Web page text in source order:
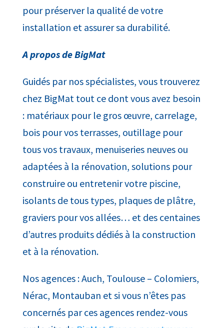
pour préserver la qualité de votre
installation et assurer sa durabilité.
A propos de BigMat
Guidés par nos spécialistes, vous trouverez
chez BigMat tout ce dont vous avez besoin
: matériaux pour le gros œuvre, carrelage,
bois pour vos terrasses, outillage pour
tous vos travaux, menuiseries neuves ou
adaptées à la rénovation, solutions pour
construire ou entretenir votre piscine,
isolants de tous types, plaques de plâtre,
graviers pour vos allées… et des centaines
d’autres produits dédiés à la construction
et à la rénovation.
Nos agences : Auch, Toulouse – Colomiers,
Nérac, Montauban et si vous n’êtes pas
concernés par ces agences rendez-vous